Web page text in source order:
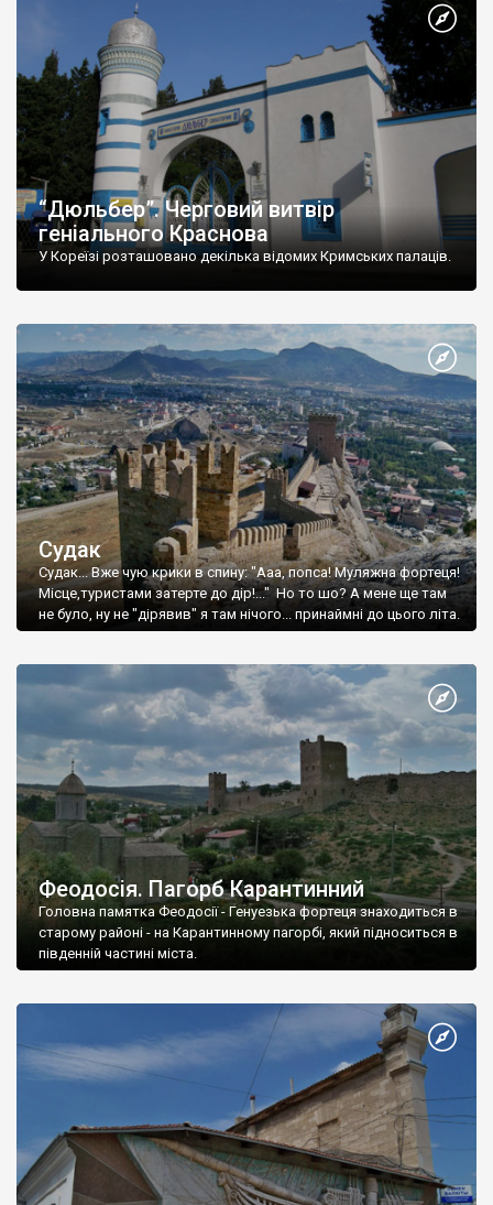
“Дюльбер”. Черговий витвір
геніального Краснова
У Кореїзі розташовано декілька відомих Кримських палаців.
Судак
Судак... Вже чую крики в спину: "Ааа, попса! Муляжна фортеця!
Місце,туристами затерте до дір!..." Но то шо? А мене ще там
не було, ну не "дірявив" я там нічого... принаймні до цього літа.
Феодосія. Пагорб Карантинний
Головна памятка Феодосії - Генуезька фортеця знаходиться в
старому районі - на Карантинному пагорбі, який підноситься в
південній частині міста.